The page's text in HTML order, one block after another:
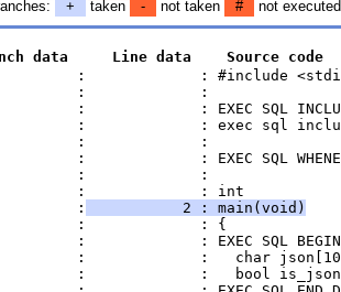
+ taken - not taken # not executed
data     Line data    Source code
:             : #include
:             :
:             : EXEC SQL
:             : exec sql
:             :
:             : EXEC SQL
:             :
:             : int
:
           2 : main(void)
:             : {
:             : EXEC SQL
:             :   char
:             :   bool